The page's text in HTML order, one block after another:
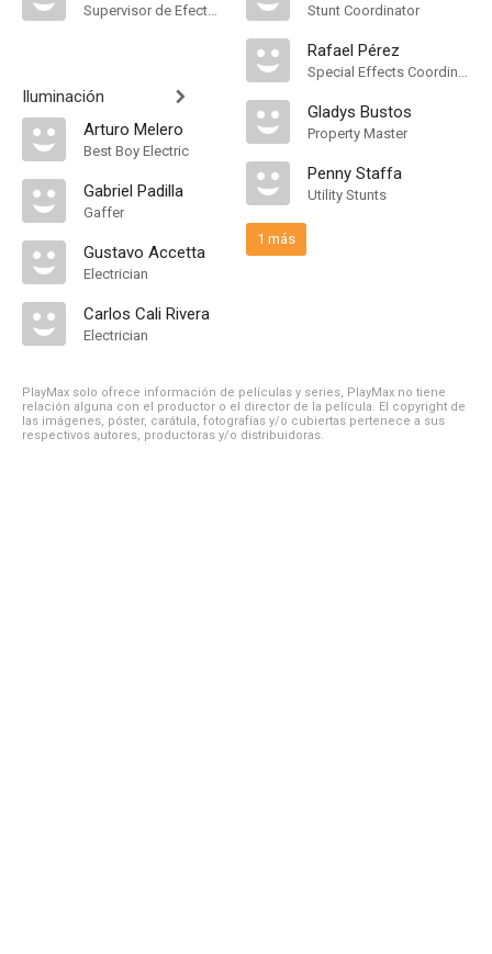
Supervisor de Efectos Visuales
Iluminación
Arturo Melero
Best Boy Electric
Gabriel Padilla
Gaffer
Gustavo Accetta
Electrician
Carlos Cali Rivera
Electrician
Stunt Coordinator
Rafael Pérez
Special Effects Coordinator
Gladys Bustos
Property Master
Penny Staffa
Utility Stunts
1 más
PlayMax solo ofrece información de películas y series, PlayMax no tiene
relación alguna con el productor o el director de la película. El copyright de
las imágenes, póster, carátula, fotografías y/o cubiertas pertenece a sus
respectivos autores, productoras y/o distribuidoras.